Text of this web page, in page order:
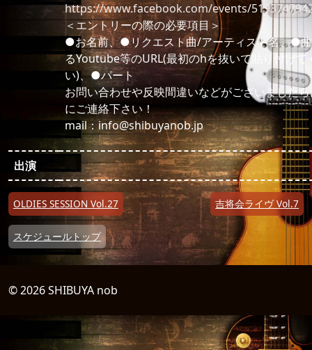
https://www.facebook.com/events/
＜エントリーの際の必要項目＞
●お名前、●リクエスト曲/アーティスト名、●
るYoutube等のURL(最初のhを抜いて貼り付けて
い)、●パート
お問い合わせや反映間違いなどがございました
にご連絡下さい！
mail：info@shibuyanob.jp
出演
投稿ナビゲーション
OLDIES SESSION Vol.27 吉将会ライヴ Vol.7
スケジュールトップ
© 2026 SHIBUYA nob